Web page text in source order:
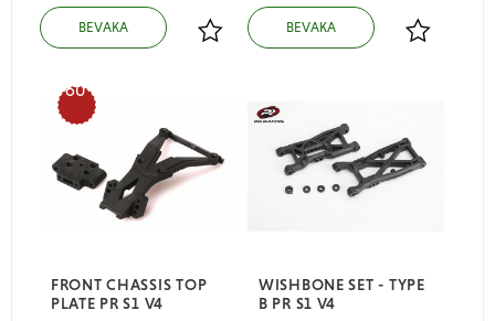
Lägg till i favoriter Lägg till i
FRONT CHASSIS TOP
PLATE PR S1 V4
60
%
WISHBONE SET - TYPE
B PR S1 V4